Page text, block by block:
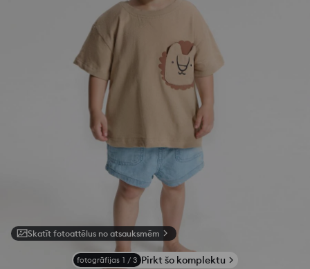
Skatīt fotoattēlus no atsauksmēm
fotogrāfijas 1 / 3 Pirkt šo komplektu